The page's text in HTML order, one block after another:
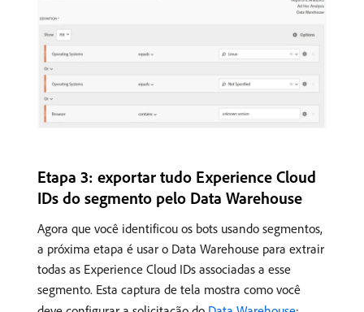
Etapa 3: exportar tudo Experience Cloud
IDs do segmento pelo Data Warehouse
Agora que você identificou os bots usando segmentos,
a próxima etapa é usar o Data Warehouse para extrair
todas as Experience Cloud IDs associadas a esse
segmento. Esta captura de tela mostra como você